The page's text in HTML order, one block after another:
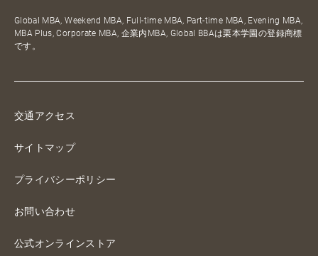
Global MBA, Weekend MBA, Full-time MBA, Part-time MBA, Evening MBA,
MBA Plus, Corporate MBA, 企業内MBA, Global BBAは栗本学園の登録商標
です。
交通アクセス
サイトマップ
プライバシーポリシー
お問い合わせ
公式オンラインストア